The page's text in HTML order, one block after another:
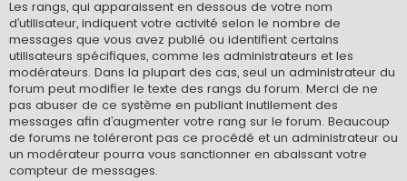
Les rangs, qui apparaissent en dessous de votre nom
d’utilisateur, indiquent votre activité selon le nombre de
messages que vous avez publié ou identifient certains
utilisateurs spécifiques, comme les administrateurs et les
modérateurs. Dans la plupart des cas, seul un administrateur du
forum peut modifier le texte des rangs du forum. Merci de ne
pas abuser de ce système en publiant inutilement des
messages afin d’augmenter votre rang sur le forum. Beaucoup
de forums ne toléreront pas ce procédé et un administrateur ou
un modérateur pourra vous sanctionner en abaissant votre
compteur de messages.